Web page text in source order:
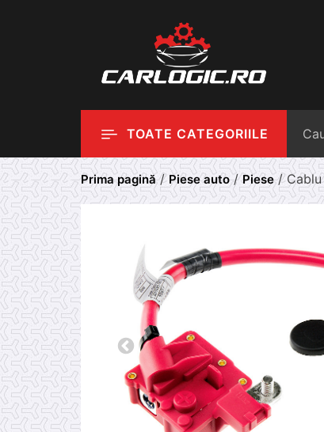
TOATE CATEGORIILE
Prima pagină/ Piese auto/Piese/ Cablu